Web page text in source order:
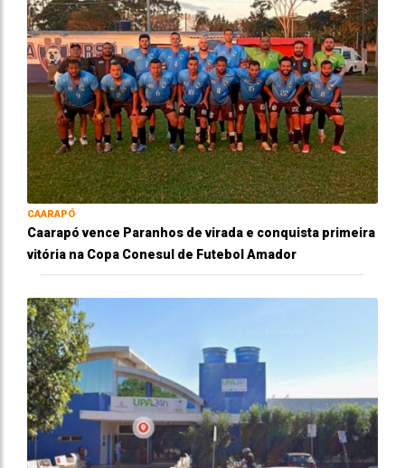
CAARAPÓ
Caarapó vence Paranhos de virada e conquista primeira
vitória na Copa Conesul de Futebol Amador